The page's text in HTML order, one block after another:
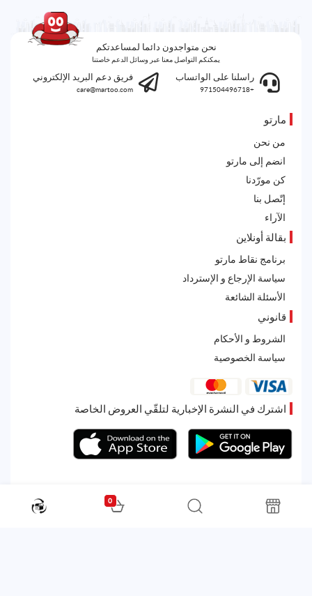
نحن متواجدون دائما لمساعدتكم
يمكنكم التواصل معنا عبر وسائل الدعم خاصتنا
راسلنا على الواتساب
+971504496718
فريق دعم البريد الإلكتروني
care@martoo.com
مارتو
من نحن
انضم إلى مارتو
كن مورّدنا
إتّصل بنا
الآراء
بقالة أونلاين
برنامج نقاط مارتو
سياسة الإرجاع و الإسترداد
الأسئلة الشائعة
قانوني
الشروط و الأحكام
سياسة الخصوصية
اشترك في النشرة الإخبارية لتلقّي العروض الخاصة
All rights reserved. Powered by Martoo © 2026
0